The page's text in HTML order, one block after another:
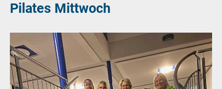
Pilates Mittwoch